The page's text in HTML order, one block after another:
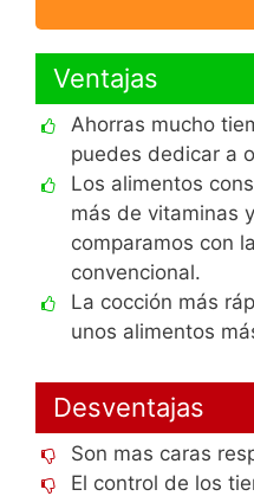
Ventajas
Ahorras mucho
puedes dedicar a
Los alimentos
más de vitaminas
comparamos con
convencional.
La cocción más
unos alimentos
Desventajas
Son mas caras
El control de los